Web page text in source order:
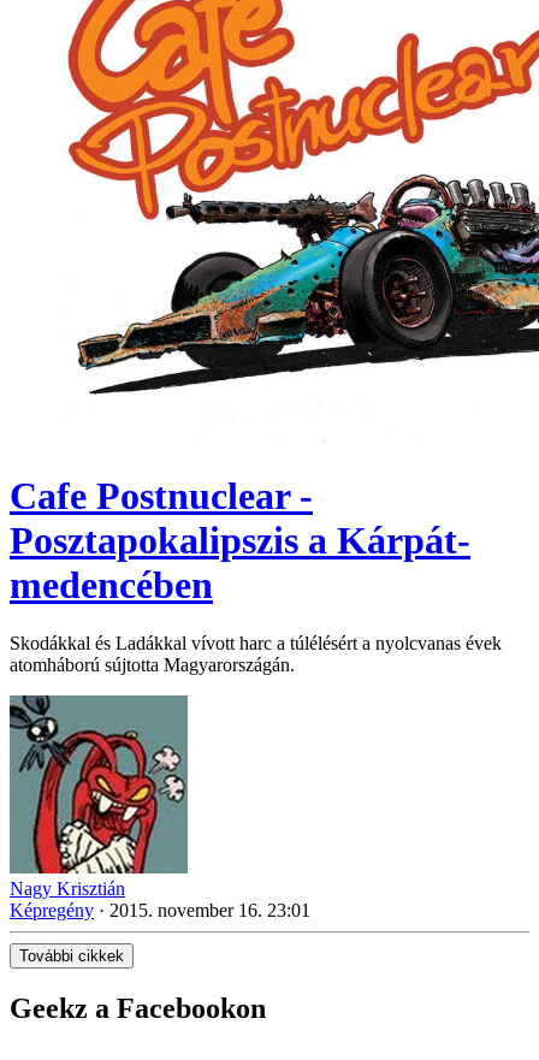
Cafe Postnuclear -
Posztapokalipszis a Kárpát-
medencében
Skodákkal és Ladákkal vívott harc a túlélésért a nyolcvanas évek
atomháború sújtotta Magyarországán.
Nagy Krisztián
Képregény · 2015. november 16. 23:01
További cikkek
Geekz a Facebookon